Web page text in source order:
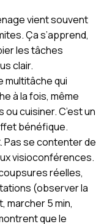
vient souvent
Ça s’apprend,
les tâches
clair.
multitâche qui
à la fois, même
cuisiner. C’est un
bénéfique.
. Pas se contenter de
visioconférences.
réelles,
(observer la
5 min,
que le